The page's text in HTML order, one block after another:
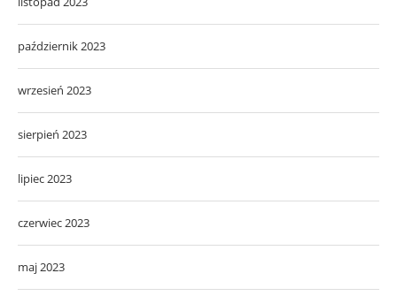
październik 2023
wrzesień 2023
sierpień 2023
lipiec 2023
czerwiec 2023
maj 2023